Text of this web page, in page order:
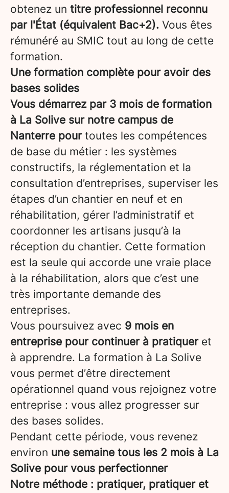
obtenez un titre professionnel reconnu
par l'État (équivalent Bac+2). Vous êtes
rémunéré au SMIC tout au long de cette
formation.
Une formation complète pour avoir des
bases solides
Vous démarrez par 3 mois de formation
à La Solive sur notre campus de
Nanterre pourtoutes les compétences
de base du métier : les systèmes
constructifs, la réglementation et la
consultation d’entreprises, superviser les
étapes d’un chantier en neuf et en
réhabilitation, gérer l’administratif et
coordonner les artisans jusqu’à la
réception du chantier. Cette formation
est la seule qui accorde une vraie place
à la réhabilitation, alors que c’est une
très importante demande des
entreprises.
Vous poursuivez avec 9 mois en
entreprise pour continuer à pratiqueret
à apprendre. La formation à La Solive
vous permet d’être directement
opérationnel quand vous rejoignez votre
entreprise : vous allez progresser sur
des bases solides.
Pendant cette période, vous revenez
environ une semaine tous les 2 mois à La
Solive pour vous perfectionner
Notre méthode : pratiquer, pratiquer et